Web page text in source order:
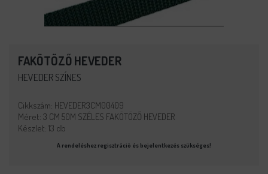
FAKÖTÖZŐ HEVEDER
HEVEDER SZÍNES
Cikkszám: HEVEDER3CM00409
Méret: 3 CM 50M SZÉLES FAKÖTÖZŐ HEVEDER
Készlet: 13 db
A rendeléshez regisztráció és bejelentkezés szükséges!